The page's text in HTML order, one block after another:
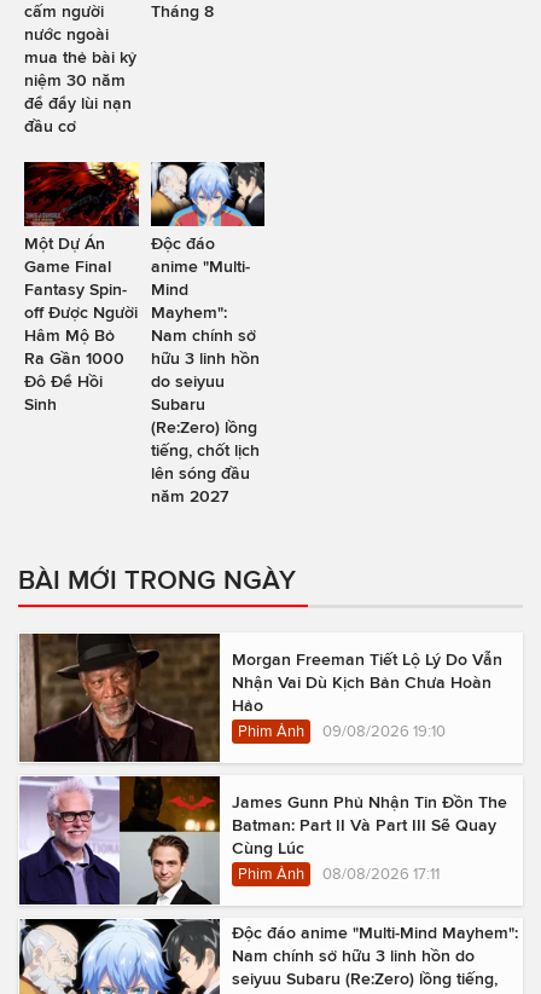
cấm người
nước ngoài
mua thẻ bài kỷ
niệm 30 năm
để đẩy lùi nạn
đầu cơ
Tháng 8
Một Dự Án
Game Final
Fantasy Spin-
off Được Người
Hâm Mộ Bỏ
Ra Gần 1000
Đô Để Hồi
Sinh
Độc đáo
anime "Multi-
Mind
Mayhem":
Nam chính sở
hữu 3 linh hồn
do seiyuu
Subaru
(Re:Zero) lồng
tiếng, chốt lịch
lên sóng đầu
năm 2027
BÀI MỚI TRONG NGÀY
Morgan Freeman Tiết Lộ Lý Do Vẫn
Nhận Vai Dù Kịch Bản Chưa Hoàn
Hảo
Phim Ảnh 09/08/2026 19:10
James Gunn Phủ Nhận Tin Đồn The
Batman: Part II Và Part III Sẽ Quay
Cùng Lúc
Phim Ảnh 08/08/2026 17:11
Độc đáo anime "Multi-Mind Mayhem":
Nam chính sở hữu 3 linh hồn do
seiyuu Subaru (Re:Zero) lồng tiếng,